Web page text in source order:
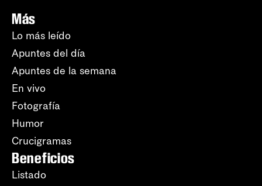
Más
Lo más leído
Apuntes del día
Apuntes de la semana
En vivo
Fotografía
Humor
Crucigramas
Beneficios
Listado